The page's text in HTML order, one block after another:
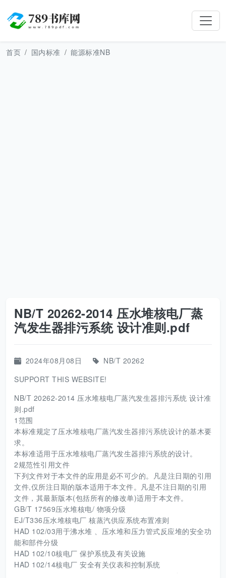
首页 国内标准 能源标准NB
NB/T 20262-2014 压水堆核电厂蒸
汽发生器排污系统 设计准则.pdf
2024年08月08日
NB/T 20262
SUPPORT THIS WEBSITE!
NB/T 20262-2014 压水堆核电厂蒸汽发生器排污系统 设计准
则.pdf
1范围
本标准规定了压水堆核电厂蒸汽发生器排污系统设计的基木要
求。
本标准适用于压水堆核电厂蒸汽发生器排污系统的设计。
2规范性引用文件
下列文件对于本文件的应用是必不可少的。凡是注日期的引用
文件,仅所注日期的版本适用于本文件。凡是不注日期的引用
文件，其最新版本(包括所有的修改单)适用于本文件。
GB/T 17569压水堆核电/ 物项分级
EJ/T336压水堆核电厂 核蒸汽供应系统布置准则
HAD 102/03用于沸水堆 、压水堆和压力管式反应堆的安全功
能和部件分级
HAD 102/10核电厂 保护系统及有关设施
HAD 102/14核电厂 安全有关仪表和控制系统